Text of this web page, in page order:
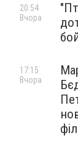
20:54
Вчора
17:15
Вчора